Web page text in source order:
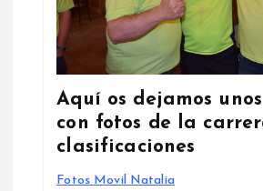
Aquí os dejamos
con fotos de la
clasificaciones
Fotos Movil Natalia